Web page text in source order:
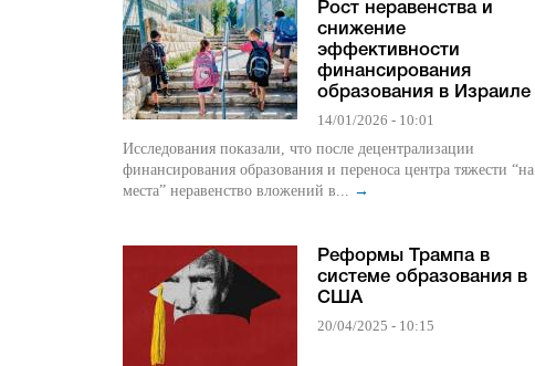
Рост неравенства и
снижение
эффективности
финансирования
образования в Израиле
14/01/2026 - 10:01
Исследования показали, что после децентрализации
финансирования образования и переноса центра тяжести “на
места” неравенство вложений в...
→
Реформы Трампа в
системе образования в
США
20/04/2025 - 10:15